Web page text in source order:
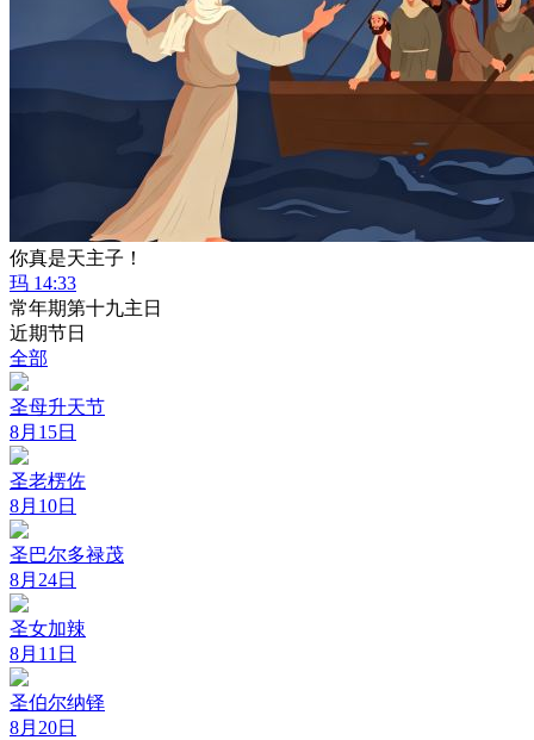
你真是天主子！
玛 14:33
常年期第十九主日
近期节日
全部
圣母升天节
8月15日
圣老楞佐
8月10日
圣巴尔多禄茂
8月24日
圣女加辣
8月11日
圣伯尔纳铎
8月20日